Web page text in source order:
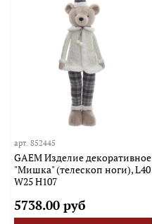
арт.852445
GAEM Изделие декоративное
"Мишка" (телескоп ноги), L40
W25 H107
5738.00 руб